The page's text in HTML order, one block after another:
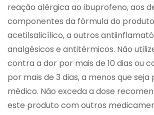
reação alérgica ao ibuprofeno, aos
componentes da fórmula do
acetilsalicílico, a outros
analgésicos e antitérmicos. Não
contra a dor por mais de 10 dias ou
por mais de 3 dias, a menos que
médico. Não exceda a dose
este produto com outros